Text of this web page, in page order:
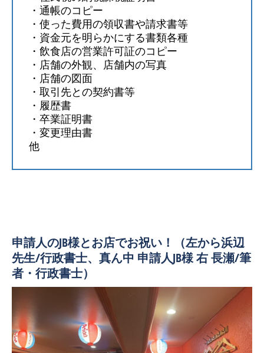
・通帳のコピー
・使った費用の領収書や請求書等
・資金元を明らかにする書類各種
・飲食店の営業許可証のコピー
・店舗の外観、店舗内の写真
・店舗の図面
・取引先との契約書等
・履歴書
・卒業証明書
・変更理由書
他
申請人のJB様とお店でお祝い！（左から浜辺
先生/行政書士、真ん中 申請人JB様 右 長瀬/筆
者・行政書士）